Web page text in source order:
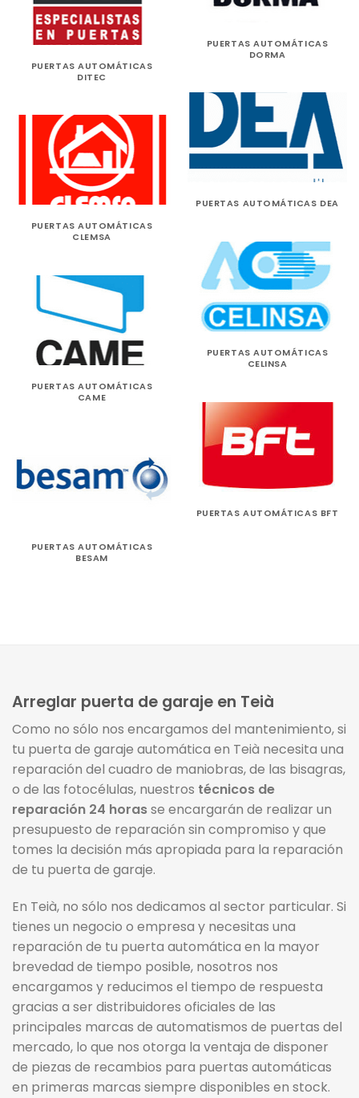
PUERTAS AUTOMÁTICAS
DORMA
PUERTAS AUTOMÁTICAS
DITEC
PUERTAS AUTOMÁTICAS DEA
PUERTAS AUTOMÁTICAS
CLEMSA
PUERTAS AUTOMÁTICAS
CELINSA
PUERTAS AUTOMÁTICAS
CAME
PUERTAS AUTOMÁTICAS BFT
PUERTAS AUTOMÁTICAS
BESAM
Arreglar puerta de garaje en Teià
Como no sólo nos encargamos del mantenimiento, si
tu puerta de garaje automática en Teià necesita una
reparación del cuadro de maniobras, de las bisagras,
o de las fotocélulas, nuestros técnicos de
reparación 24 horasse encargarán de realizar un
presupuesto de reparación sin compromiso y que
tomes la decisión más apropiada para la reparación
de tu puerta de garaje.
En Teià, no sólo nos dedicamos al sector particular. Si
tienes un negocio o empresa y necesitas una
reparación de tu puerta automática en la mayor
brevedad de tiempo posible, nosotros nos
encargamos y reducimos el tiempo de respuesta
gracias a ser distribuidores oficiales de las
principales marcas de automatismos de puertas del
mercado, lo que nos otorga la ventaja de disponer
de piezas de recambios para puertas automáticas
en primeras marcas siempre disponibles en stock.